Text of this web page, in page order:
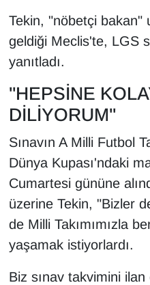
Tekin, "nöbetçi bakan"
geldiği Meclis'te, LGS
yanıtladı.
"HEPSİNE
DİLİYORUM"
Sınavın A Milli Futbol
Dünya Kupası'ndaki
Cumartesi gününe
üzerine Tekin, "Bizler
de Milli Takımımızla
yaşamak istiyorlardı.
Biz sınav takvimini
MEDYA
ONE EKONOMİ
POLİTİKA
Resmi İlanlar
RÖPORTAJ
SAĞLIK
Seri İlan